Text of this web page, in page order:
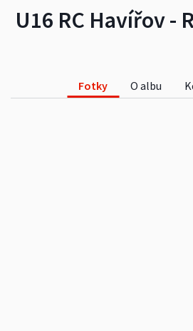
U16 RC Havířov -
Fotky O albu